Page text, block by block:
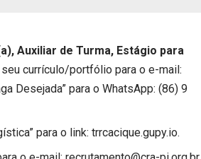
Auxiliar de Turma, Estágio para
currículo/portfólio para o e-mail:
Desejada” para o WhatsApp: (86) 9
para o link: trrcacique.gupy.io.